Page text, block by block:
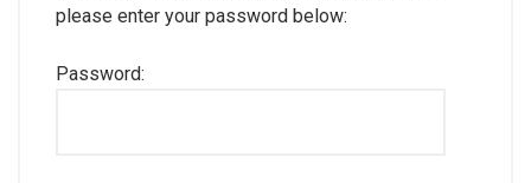
please enter your password below:
Password: